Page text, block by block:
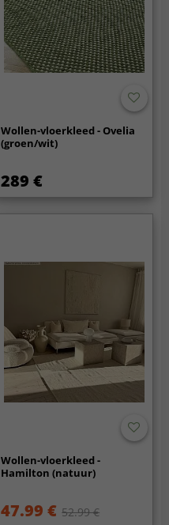
Wollen-vloerkleed - Ovelia
(groen/wit)
289 €
Wollen-vloerkleed -
Hamilton (natuur)
47.99 € 52.99 €